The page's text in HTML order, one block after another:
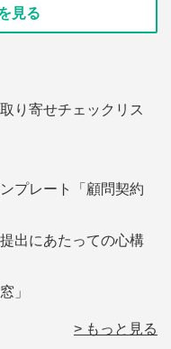
見る
り寄せチェックリス
プレート「顧問契約
出にあたっての心構
」
> もっと見る